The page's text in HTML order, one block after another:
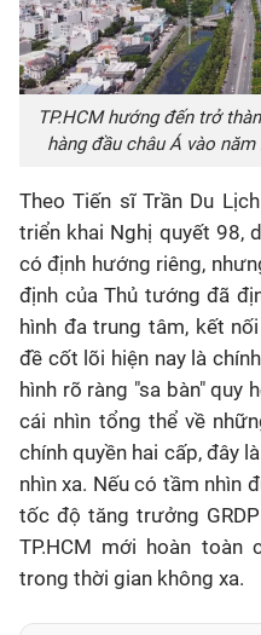
TP.HCM hướng đến trở
hàng đầu châu Á vào
Theo Tiến sĩ Trần Du
triển khai Nghị quyết 98,
có định hướng riêng,
định của Thủ tướng đã
hình đa trung tâm, kết
đề cốt lõi hiện nay là
hình rõ ràng "sa bàn" quy
cái nhìn tổng thể về
chính quyền hai cấp, đây
nhìn xa. Nếu có tầm nhìn
tốc độ tăng trưởng
TP.HCM mới hoàn
trong thời gian không xa.